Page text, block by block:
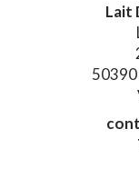
Lait